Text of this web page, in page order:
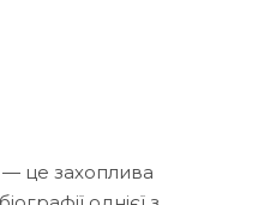
— це захоплива